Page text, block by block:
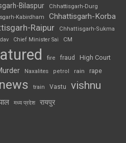
Bilaspur Chhattisgarh-Durg
Kabirdham Chhattisgarh-Korba
Raipur
Chhattisgarh-Sukma
Chief Minister Sai CM
fire fraud High Court
Naxalites petrol rain rape
train Vastu vishnu
मध्य प्रदेश रायपुर